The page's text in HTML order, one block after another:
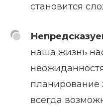
становится
наша жизнь
планирование
всегда